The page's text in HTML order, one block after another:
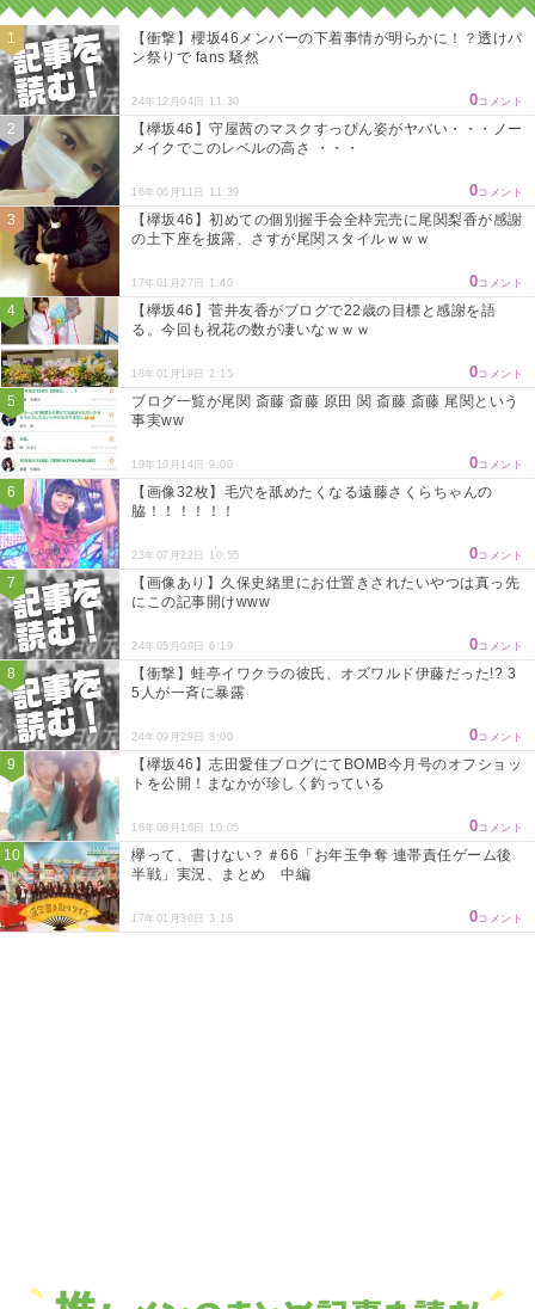
【衝撃】櫻坂46メンバーの下着事情が明らかに！？透けパ
ン祭りで fans 騒然
24年12月04日 11:30 0コメント
【欅坂46】守屋茜のマスクすっぴん姿がヤバい・・・ノー
メイクでこのレベルの高さ ・・・
16年06月11日 11:39 0コメント
【欅坂46】初めての個別握手会全枠完売に尾関梨香が感謝
の土下座を披露、さすが尾関スタイルｗｗｗ
17年01月27日 1:40 0コメント
【欅坂46】菅井友香がブログで22歳の目標と感謝を語
る。今回も祝花の数が凄いなｗｗｗ
18年01月19日 2:15 0コメント
ブログ一覧が尾関 斎藤 斎藤 原田 関 斎藤 斎藤 尾関という
事実ww
19年10月14日 9:00 0コメント
【画像32枚】毛穴を舐めたくなる遠藤さくらちゃんの
脇！！！！！！
23年07月22日 10:55 0コメント
【画像あり】久保史緒里にお仕置きされたいやつは真っ先
にこの記事開けwww
24年05月09日 6:19 0コメント
【衝撃】蛙亭イワクラの彼氏、オズワルド伊藤だった!? 3
5人が一斉に暴露
24年09月29日 8:00 0コメント
【欅坂46】志田愛佳ブログにてBOMB今月号のオフショッ
トを公開！まなかが珍しく釣っている
16年06月16日 10:05 0コメント
欅って、書けない？＃66「お年玉争奪 連帯責任ゲーム後
半戦」実況、まとめ 中編
17年01月30日 3:18 0コメント